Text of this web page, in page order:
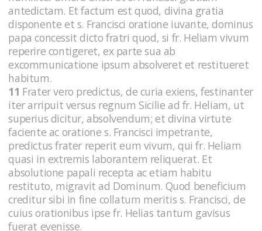
antedictam. Et factum est quod, divina gratia
disponente et s. Francisci oratione iuvante, dominus
papa concessit dicto fratri quod, si fr. Heliam vivum
reperire contigeret, ex parte sua ab
excommunicatione ipsum absolveret et restitueret
habitum.
11 Frater vero predictus, de curia exiens, festinanter
iter arripuit versus regnum Sicilie ad fr. Heliam, ut
superius dicitur, absolvendum; et divina virtute
faciente ac oratione s. Francisci impetrante,
predictus frater reperit eum vivum, qui fr. Heliam
quasi in extremis laborantem reliquerat. Et
absolutione papali recepta ac etiam habitu
restituto, migravit ad Dominum. Quod beneficium
creditur sibi in fine collatum meritis s. Francisci, de
cuius orationibus ipse fr. Helias tantum gavisus
fuerat evenisse.